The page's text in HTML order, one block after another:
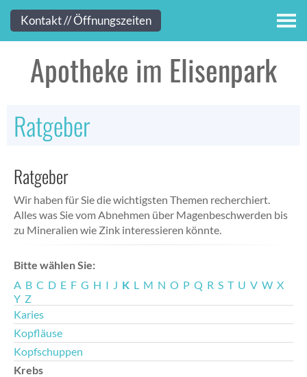
Kontakt
Apotheke im Elisenpark
Ratgeber
Ratgeber
Wir haben für Sie die wichtigsten Themen recherchiert.
Alles was Sie vom Abnehmen über Magenbeschwerden bis
zu Mineralien wie Zink interessieren könnte.
Bitte wählen Sie:
A B C D E F G H I J K L M N O P Q R S T U V W X
Y Z
Karies
Kopfläuse
Kopfschuppen
Krebs
Kontakt // Öffnungszeiten